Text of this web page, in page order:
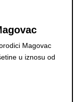
Magovac
u iznosu od